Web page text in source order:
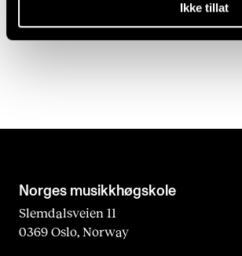
Ikke tillat
Publisert: 2. feb. 2026 — Oppdatert: 1. juli 2026
Norges musikk­høgskole
Slemdalsveien 11
0369 Oslo, Norway